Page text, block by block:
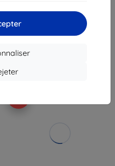
63,90 €
En stock > 5 pièces